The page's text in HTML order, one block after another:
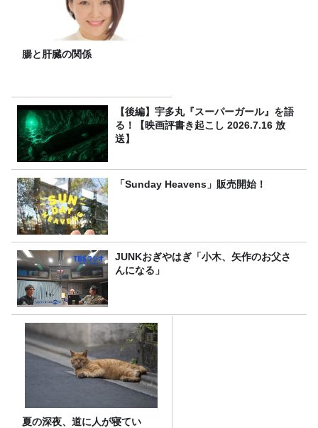
腸と肝臓の関係
【後編】宇多丸『スーパーガール』を語
る！【映画評書き起こし 2026.7.16 放
送】
「Sunday Heavens」販売開始！
JUNKおぎやはぎ「小木、矢作のお父さ
んになる」
夏の深夜、道に人が寝てい